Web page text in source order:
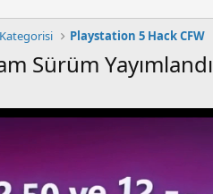
Playstation 5 Hack CFW
Sürüm Yayımlandı